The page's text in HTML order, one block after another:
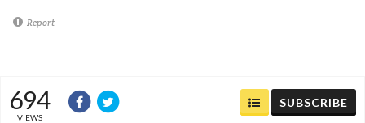
Report
694
VIEWS
SUBSCRIBE